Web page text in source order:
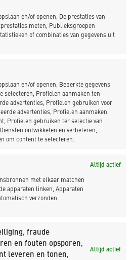
en/of openen, De prestaties van
meten, Publieksgroepen
of combinaties van gegevens uit
en/of openen, Beperkte gegevens
selecteren, Profielen aanmaken ten
advertenties, Profielen gebruiken voor
advertenties, Profielen aanmaken
Profielen gebruiken ter selectie van
ontwikkelen en verbeteren,
om content te selecteren.
Altijd actief
met elkaar matchen
apparaten linken, Apparaten
verzonden
fraude
en fouten opsporen,
leveren en tonen,
Altijd actief
omgeving
cookies te accepteren en
in te schakelen